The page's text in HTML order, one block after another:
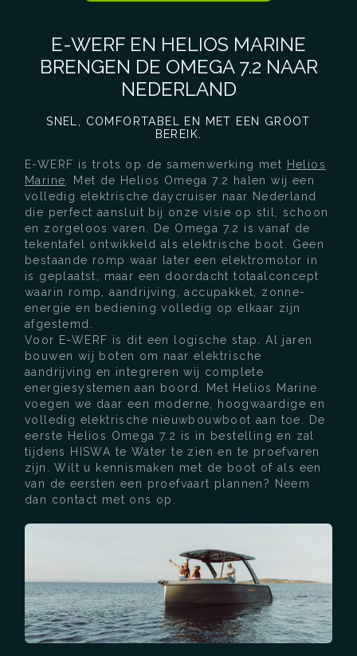
E-WERF EN HELIOS MARINE
BRENGEN DE OMEGA 7.2 NAAR
NEDERLAND
SNEL, COMFORTABEL EN MET EEN GROOT
BEREIK.
E-WERF is trots op de samenwerking met Helios
Marine . Met de Helios Omega 7.2 halen wij een
volledig elektrische daycruiser naar Nederland
die perfect aansluit bij onze visie op stil, schoon
en zorgeloos varen. De Omega 7.2 is vanaf de
tekentafel ontwikkeld als elektrische boot. Geen
bestaande romp waar later een elektromotor in
is geplaatst, maar een doordacht totaalconcept
waarin romp, aandrijving, accupakket, zonne-
energie en bediening volledig op elkaar zijn
afgestemd.
Voor E-WERF is dit een logische stap. Al jaren
bouwen wij boten om naar elektrische
aandrijving en integreren wij complete
energiesystemen aan boord. Met Helios Marine
voegen we daar een moderne, hoogwaardige en
volledig elektrische nieuwbouwboot aan toe. De
eerste Helios Omega 7.2 is in bestelling en zal
tijdens HISWA te Water te zien en te proefvaren
zijn. Wilt u kennismaken met de boot of als een
van de eersten een proefvaart plannen? Neem
dan contact met ons op.